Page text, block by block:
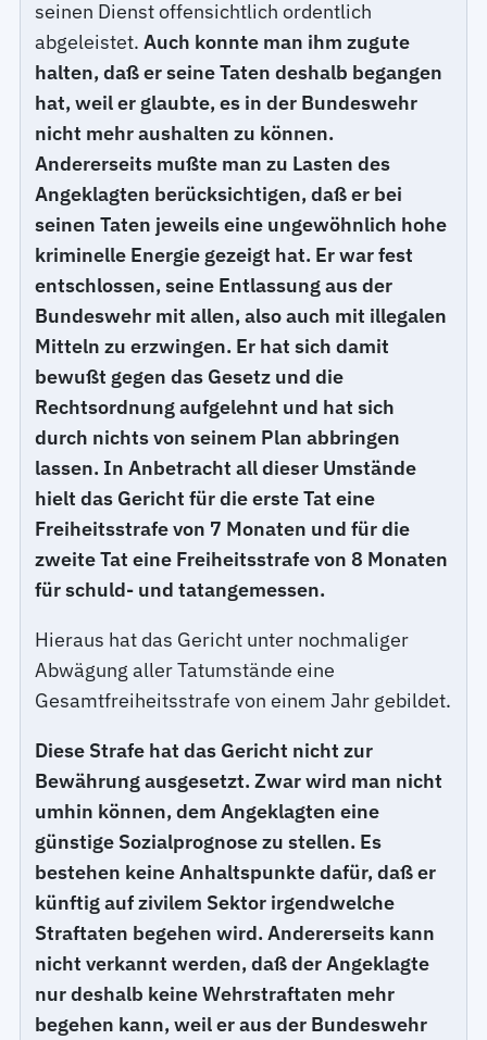
seinen Dienst offensichtlich ordentlich
abgeleistet.Auch konnte man ihm zugute
halten, daß er seine Taten deshalb begangen
hat, weil er glaubte, es in der Bundeswehr
nicht mehr aushalten zu können.
Andererseits mußte man zu Lasten des
Angeklagten berücksichtigen, daß er bei
seinen Taten jeweils eine ungewöhnlich hohe
kriminelle Energie gezeigt hat. Er war fest
entschlossen, seine Entlassung aus der
Bundeswehr mit allen, also auch mit illegalen
Mitteln zu erzwingen. Er hat sich damit
bewußt gegen das Gesetz und die
Rechtsordnung aufgelehnt und hat sich
durch nichts von seinem Plan abbringen
lassen. In Anbetracht all dieser Umstände
hielt das Gericht für die erste Tat eine
Freiheitsstrafe von 7 Monaten und für die
zweite Tat eine Freiheitsstrafe von 8 Monaten
für schuld- und tatangemessen.
Hieraus hat das Gericht unter nochmaliger
Abwägung aller Tatumstände eine
Gesamtfreiheitsstrafe von einem Jahr gebildet.
Diese Strafe hat das Gericht nicht zur
Bewährung ausgesetzt. Zwar wird man nicht
umhin können, dem Angeklagten eine
günstige Sozialprognose zu stellen. Es
bestehen keine Anhaltspunkte dafür, daß er
künftig auf zivilem Sektor irgendwelche
Straftaten begehen wird. Andererseits kann
nicht verkannt werden, daß der Angeklagte
nur deshalb keine Wehrstraftaten mehr
begehen kann, weil er aus der Bundeswehr